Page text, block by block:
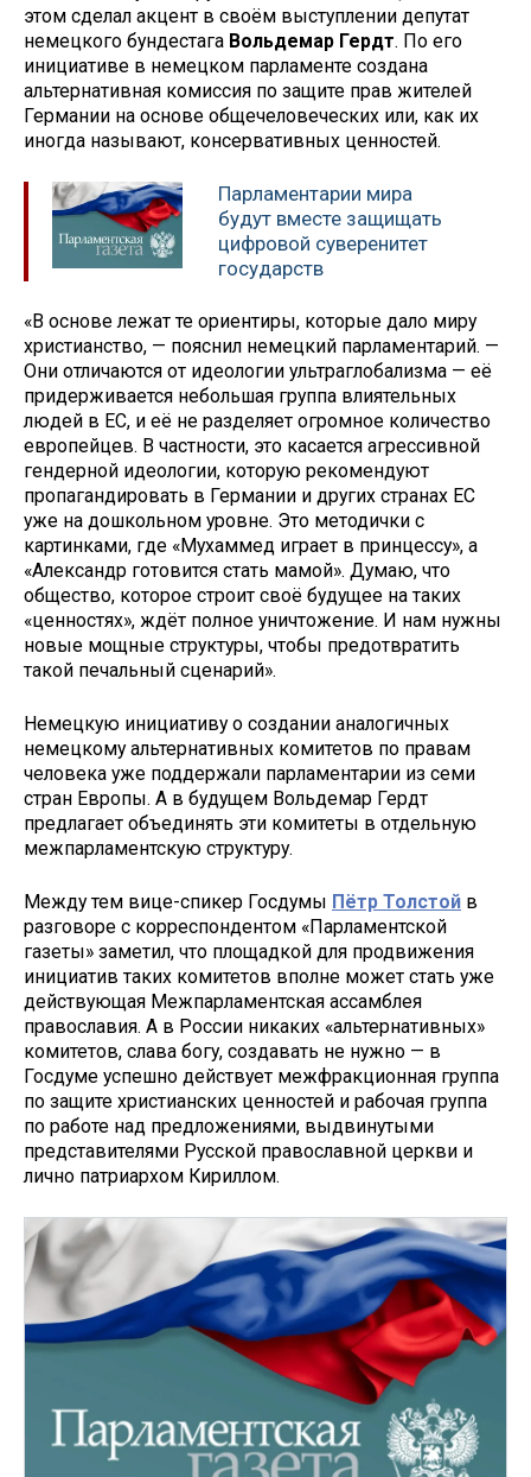
этом сделал акцент в своём выступлении депутат
немецкого бундестага Вольдемар Гердт. По его
инициативе в немецком парламенте создана
альтернативная комиссия по защите прав жителей
Германии на основе общечеловеческих или, как их
иногда называют, консервативных ценностей.
Парламентарии мира
будут вместе защищать
цифровой суверенитет
государств
«В основе лежат те ориентиры, которые дало миру
христианство, — пояснил немецкий парламентарий. —
Они отличаются от идеологии ультраглобализма — её
придерживается небольшая группа влиятельных
людей в ЕС, и её не разделяет огромное количество
европейцев. В частности, это касается агрессивной
гендерной идеологии, которую рекомендуют
пропагандировать в Германии и других странах ЕС
уже на дошкольном уровне. Это методички с
картинками, где «Мухаммед играет в принцессу», а
«Александр готовится стать мамой». Думаю, что
общество, которое строит своё будущее на таких
«ценностях», ждёт полное уничтожение. И нам нужны
новые мощные структуры, чтобы предотвратить
такой печальный сценарий».
Немецкую инициативу о создании аналогичных
немецкому альтернативных комитетов по правам
человека уже поддержали парламентарии из семи
стран Европы. А в будущем Вольдемар Гердт
предлагает объединять эти комитеты в отдельную
межпарламентскую структуру.
Между тем вице-спикер Госдумы Пётр Толстой в
разговоре с корреспондентом «Парламентской
газеты» заметил, что площадкой для продвижения
инициатив таких комитетов вполне может стать уже
действующая Межпарламентская ассамблея
православия. А в России никаких «альтернативных»
комитетов, слава богу, создавать не нужно — в
Госдуме успешно действует межфракционная группа
по защите христианских ценностей и рабочая группа
по работе над предложениями, выдвинутыми
представителями Русской православной церкви и
лично патриархом Кириллом.